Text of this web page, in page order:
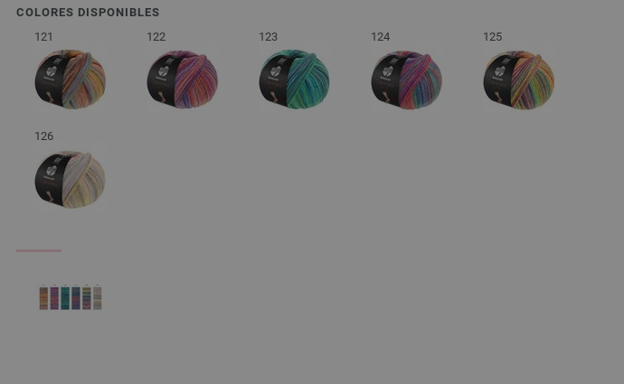
COLORES DISPONIBLES
121
122 123 124 125
126